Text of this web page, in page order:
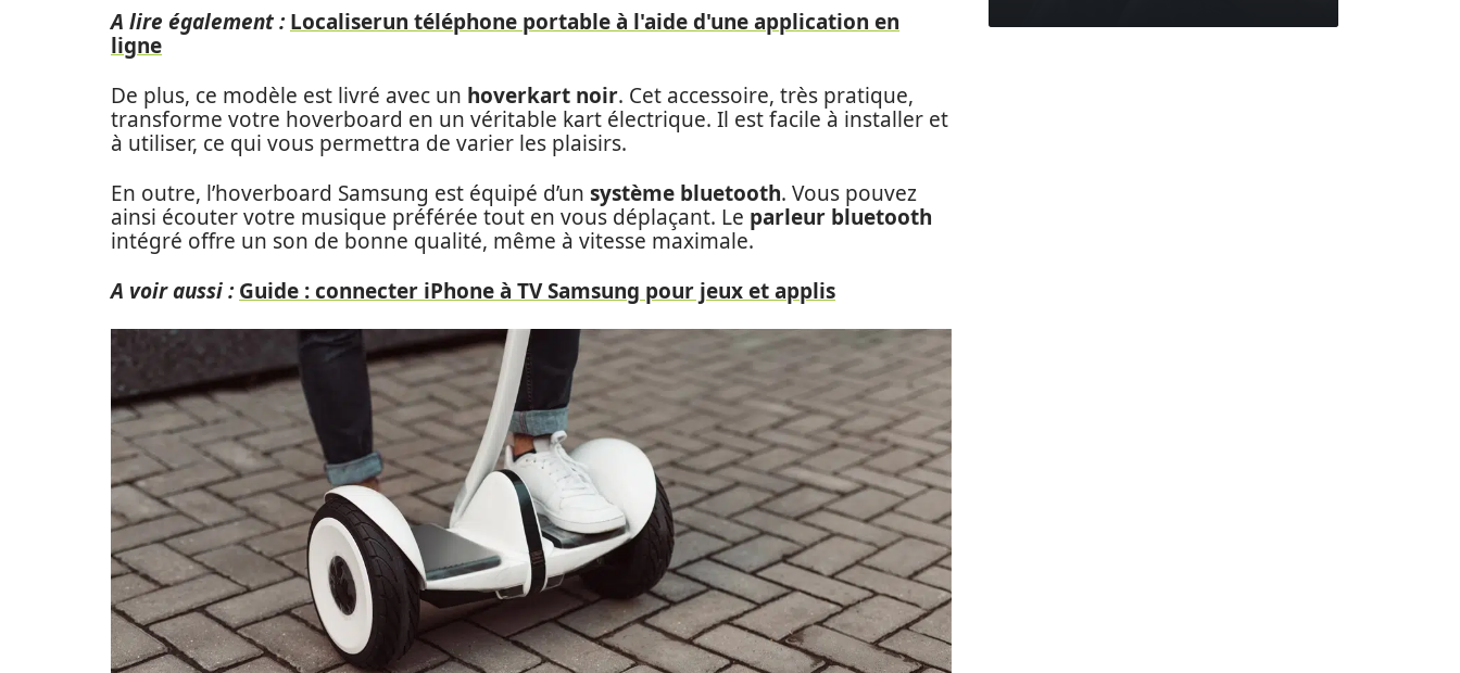
A lire également : Localiserun téléphone portable à l'aide d'une application en
ligne
De plus, ce modèle est livré avec un hoverkart noir. Cet accessoire, très pratique,
transforme votre hoverboard en un véritable kart électrique. Il est facile à installer et
à utiliser, ce qui vous permettra de varier les plaisirs.
En outre, l’hoverboard Samsung est équipé d’un système bluetooth. Vous pouvez
ainsi écouter votre musique préférée tout en vous déplaçant. Le parleur bluetooth
intégré offre un son de bonne qualité, même à vitesse maximale.
A voir aussi : Guide : connecter iPhone à TV Samsung pour jeux et applis